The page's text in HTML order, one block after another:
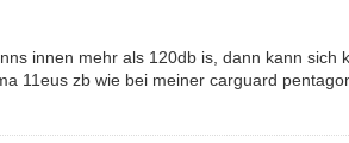
innen mehr als 120db is, dann kann sich
11eus zb wie bei meiner carguard